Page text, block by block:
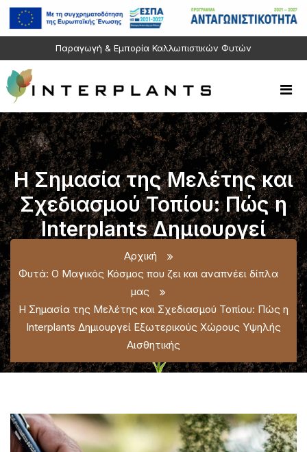
Παραγωγή & Εμπορία Καλλωπιστικών Φυτών
Η Σημασία της Μελέτης και
Σχεδιασμού Τοπίου: Πώς η
Interplants Δημιουργεί
Εξωτερικούς Χώρους
Υψηλής Αισθητικής
Αρχική
Φυτά: Ο Μαγικός Κόσμος που ζει και αναπνέει δίπλα
μας
Η Σημασία της Μελέτης και Σχεδιασμού Τοπίου: Πώς η
Interplants Δημιουργεί Εξωτερικούς Χώρους Υψηλής
Αισθητικής